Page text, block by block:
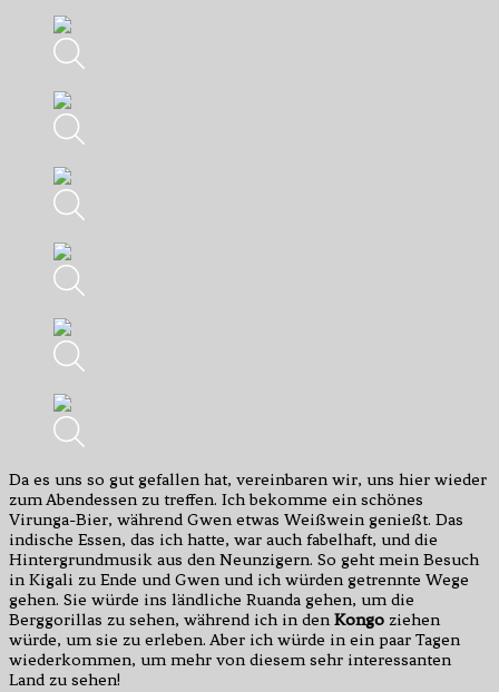
Da es uns so gut gefallen hat, vereinbaren wir, uns hier wieder
zum Abendessen zu treffen. Ich bekomme ein schönes
Virunga-Bier, während Gwen etwas Weißwein genießt. Das
indische Essen, das ich hatte, war auch fabelhaft, und die
Hintergrundmusik aus den Neunzigern. So geht mein Besuch
in Kigali zu Ende und Gwen und ich würden getrennte Wege
gehen. Sie würde ins ländliche Ruanda gehen, um die
Berggorillas zu sehen, während ich in denKongo ziehen
würde, um sie zu erleben. Aber ich würde in ein paar Tagen
wiederkommen, um mehr von diesem sehr interessanten
Land zu sehen!